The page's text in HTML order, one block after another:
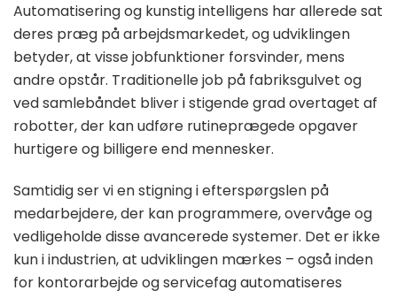
Automatisering og kunstig intelligens har allerede sat
deres præg på arbejdsmarkedet, og udviklingen
betyder, at visse jobfunktioner forsvinder, mens
andre opstår. Traditionelle job på fabriksgulvet og
ved samlebåndet bliver i stigende grad overtaget af
robotter, der kan udføre rutineprægede opgaver
hurtigere og billigere end mennesker.
Samtidig ser vi en stigning i efterspørgslen på
medarbejdere, der kan programmere, overvåge og
vedligeholde disse avancerede systemer. Det er ikke
kun i industrien, at udviklingen mærkes – også inden
for kontorarbejde og servicefag automatiseres